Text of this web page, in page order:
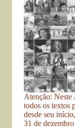
Atenção: Neste
todos os textos
desde seu
31 de